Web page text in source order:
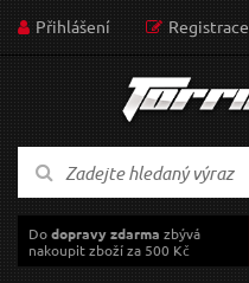
Přihlášení Registrace
Dodopravy zdarma zbývá
nakoupit zboží za 500 Kč